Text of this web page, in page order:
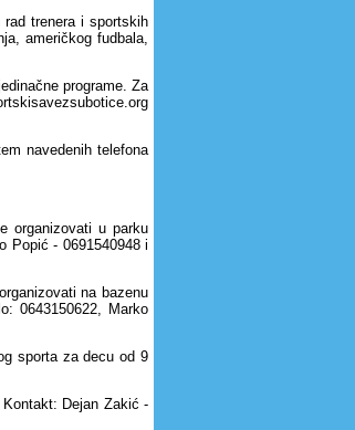
trenera i sportskih
američkog fudbala,
programe. Za
navedenih telefona
organizovati u parku
Popić - 0691540948 i
na bazenu
0643150622, Marko
sporta za decu od 9
Dejan Zakić -